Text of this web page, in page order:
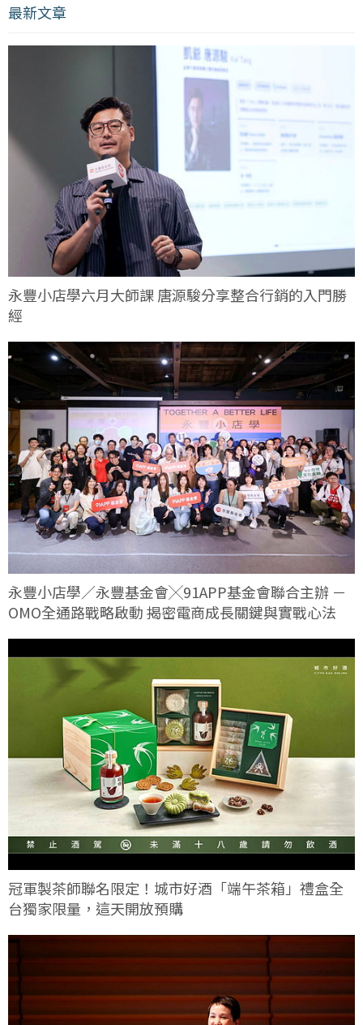
最新文章
永豐小店學六月大師課 唐源駿分享整合行銷的入門勝
經
永豐小店學／永豐基金會╳91APP基金會聯合主辦 －
OMO全通路戰略啟動 揭密電商成長關鍵與實戰心法
冠軍製茶師聯名限定！城市好酒「端午茶箱」禮盒全
台獨家限量，這天開放預購